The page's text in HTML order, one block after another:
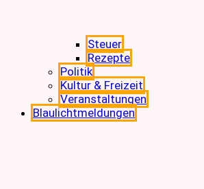
Steuer
Rezepte
Politik
Kultur & Freizeit
Veranstaltungen
Blaulichtmeldungen